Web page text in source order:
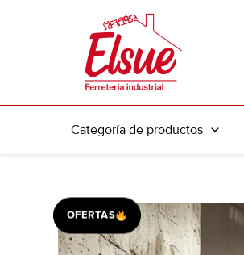
Categoría de productos
OFERTAS